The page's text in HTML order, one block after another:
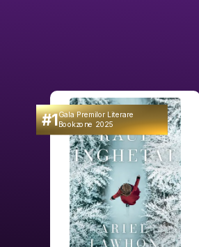
#1Gala Premilor Literare
Bookzone 2025